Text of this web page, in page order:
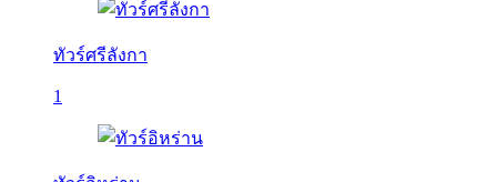
ทัวร์ศรีลังกา
1